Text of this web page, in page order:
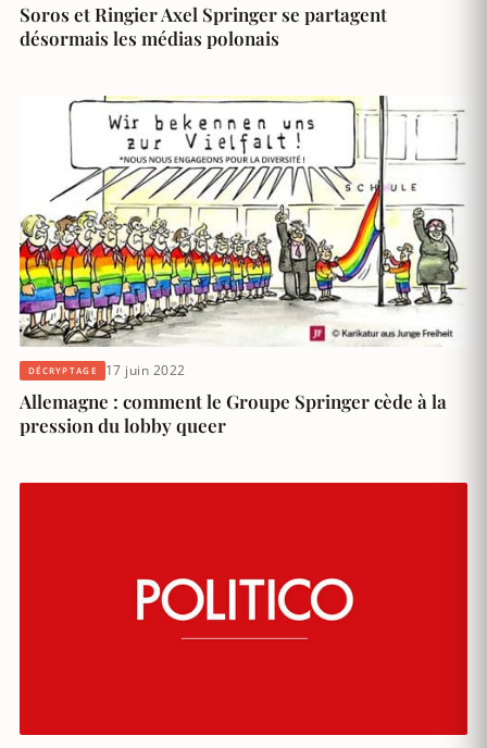
Soros et Ringier Axel Springer se partagent
désormais les médias polonais
DÉCRYPTAGE 17 juin 2022
Allemagne : comment le Groupe Springer cède à la
pression du lobby queer